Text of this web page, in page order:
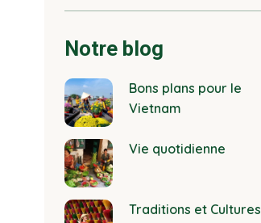
Notre blog
Bons plans pour le
Vietnam
Vie quotidienne
Traditions et Cultures